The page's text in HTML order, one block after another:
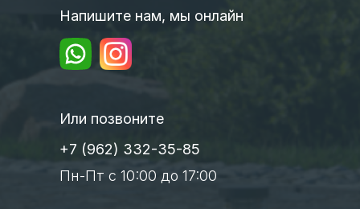
Напишите нам, мы онлайн
Или позвоните
Пн-Пт с 10:00 до 17:00
+7 (962) 332-35-85